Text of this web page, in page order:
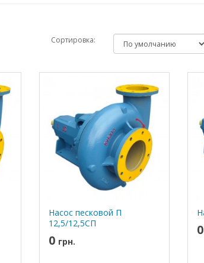
Сортировка:
Насос песковой П
12,5/12,5СП
0 грн.
0